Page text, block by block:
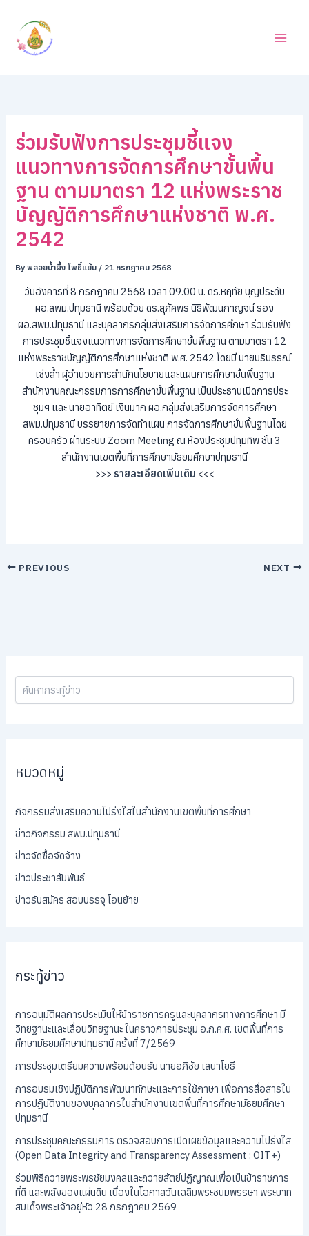
content
ร่วมรับฟังการประชุมชี้แจง
แนวทางการจัดการศึกษาขั้นพื้น
ฐาน ตามมาตรา 12 แห่งพระราช
บัญญัติการศึกษาแห่งชาติ พ.ศ.
2542
Byพลอยน้ำผึ้ง โพธิ์แย้ม / 21 กรกฎาคม 2568
วันอังคารที่ 8 กรกฎาคม 2568 เวลา 09.00 น. ดร.หฤทัย บุญประดับ
ผอ.สพม.ปทุมธานี พร้อมด้วย ดร.สุภัคพร นิธิพัฒนกาญจน์ รอง
ผอ.สพม.ปทุมธานี และบุคลากรกลุ่มส่งเสริมการจัดการศึกษา ร่วมรับฟัง
การประชุมชี้แจงแนวทางการจัดการศึกษาขั้นพื้นฐาน ตามมาตรา 12
แห่งพระราชบัญญัติการศึกษาแห่งชาติ พ.ศ. 2542 โดยมี นายนรินธรณ์
เซ่งล้ำ ผู้อำนวยการสำนักนโยบายและแผนการศึกษาขั้นพื้นฐาน
สำนักงานคณะกรรมการการศึกษาขั้นพื้นฐาน เป็นประธานเปิดการประ
ชุมฯ และ นายอาทิตย์ เงินมาก ผอ.กลุ่มส่งเสริมการจัดการศึกษา
สพม.ปทุมธานี บรรยายการจัดทำแผน การจัดการศึกษาขั้นพื้นฐานโดย
ครอบครัว ผ่านระบบ Zoom Meeting ณ ห้องประชุมปทุมทิพ ชั้น 3
สำนักงานเขตพื้นที่การศึกษามัธยมศึกษาปทุมธานี
>>> รายละเอียดเพิ่มเติม <<<
PREVIOUS NEXT
ห
า
หมวดหมู่
กิจกรรมส่งเสริมความโปร่งใสในสำนักงานเขตพื้นที่การศึกษา
ข่าวกิจกรรม สพม.ปทุมธานี
ข่าวจัดซื้อจัดจ้าง
ข่าวประชาสัมพันธ์
ข่าวรับสมัคร สอบบรรจุ โอนย้าย
กระทู้ข่าว
การอนุมัติผลการประเมินให้ข้าราชการครูและบุคลากรทางการศึกษา มี
วิทยฐานะและเลื่อนวิทยฐานะ ในคราวการประชุม อ.ก.ค.ศ. เขตพื้นที่การ
ศึกษามัธยมศึกษาปทุมธานี ครั้งที่ 7/2569
การประชุมเตรียมความพร้อมต้อนรับ นายอภิชัย เสนาโยธี
การอบรมเชิงปฏิบัติการพัฒนาทักษะและการใช้ภาษา เพื่อการสื่อสารใน
การปฏิบัติงานของบุคลากรในสำนักงานเขตพื้นที่การศึกษามัธยมศึกษา
ปทุมธานี
การประชุมคณะกรรมการ ตรวจสอบการเปิดเผยข้อมูลและความโปร่งใส
(Open Data Integrity and Transparency Assessment : OIT+)
ร่วมพิธีถวายพระพรชัยมงคลและถวายสัตย์ปฏิญาณเพื่อเป็นข้าราชการ
ที่ดี และพลังของแผ่นดิน เนื่องในโอกาสวันเฉลิมพระชนมพรรษา พระบาท
สมเด็จพระเจ้าอยู่หัว 28 กรกฎาคม 2569